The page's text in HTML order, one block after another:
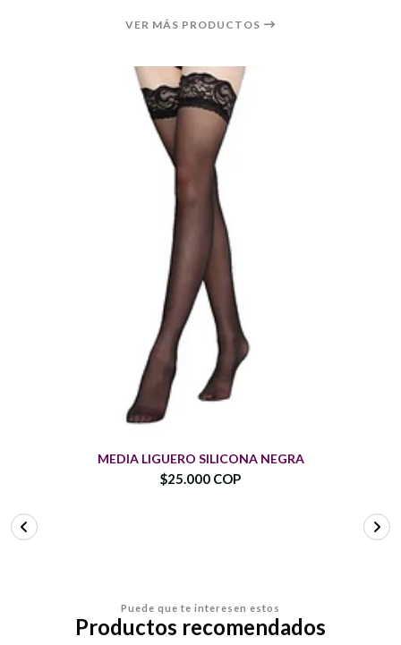
VER MÁS PRODUCTOS
MEDIA LIGUERO SILICONA NEGRA
$25.000 COP
Puede que te interesen estos
Productos recomendados